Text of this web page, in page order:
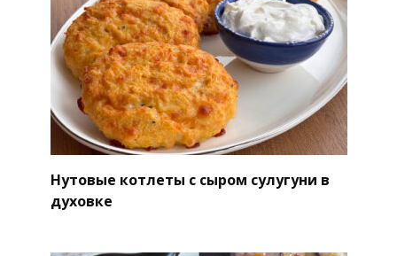
Нутовые котлеты с сыром сулугуни в
духовке